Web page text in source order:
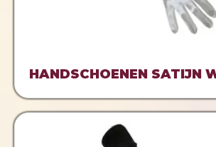
HANDSCHOENEN SATIJN